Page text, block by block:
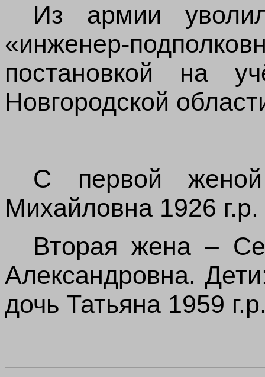
Из армии
«инженер-
постановкой на
Новгородской
С первой
Михайловна 1926 г.р.
Вторая жена –
Александровна.
дочь Татьяна 1959